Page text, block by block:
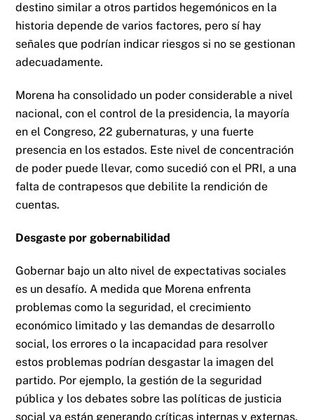
destino similar a otros partidos hegemónicos en la
historia depende de varios factores, pero sí hay
señales que podrían indicar riesgos si no se gestionan
adecuadamente.
Morena ha consolidado un poder considerable a nivel
nacional, con el control de la presidencia, la mayoría
en el Congreso, 22 gubernaturas, y una fuerte
presencia en los estados. Este nivel de concentración
de poder puede llevar, como sucedió con el PRI, a una
falta de contrapesos que debilite la rendición de
cuentas.
Desgaste por gobernabilidad
Gobernar bajo un alto nivel de expectativas sociales
es un desafío. A medida que Morena enfrenta
problemas como la seguridad, el crecimiento
económico limitado y las demandas de desarrollo
social, los errores o la incapacidad para resolver
estos problemas podrían desgastar la imagen del
partido. Por ejemplo, la gestión de la seguridad
pública y los debates sobre las políticas de justicia
social ya están generando críticas internas y externas.